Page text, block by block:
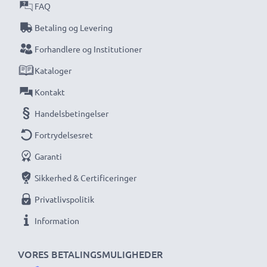
specialforhandler og vi ved, hvad det kommer an på
ved højkvalitetsprodukter. Derfor giver vi dig en
garanti på 36 måneder!
VORES BETALINGSMULIGHEDER
FAQ
Betaling og Levering
Forhandlere og Institutioner
Kataloger
Kontakt
Handelsbetingelser
Fortrydelsesret
Garanti
Sikkerhed & Certificeringer
Privatlivspolitik
Information